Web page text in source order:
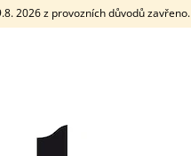
2026 z provozních důvodů zavřeno.